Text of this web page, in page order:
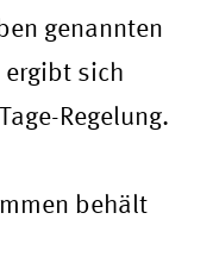
genannten
ergibt sich
Regelung.
behält